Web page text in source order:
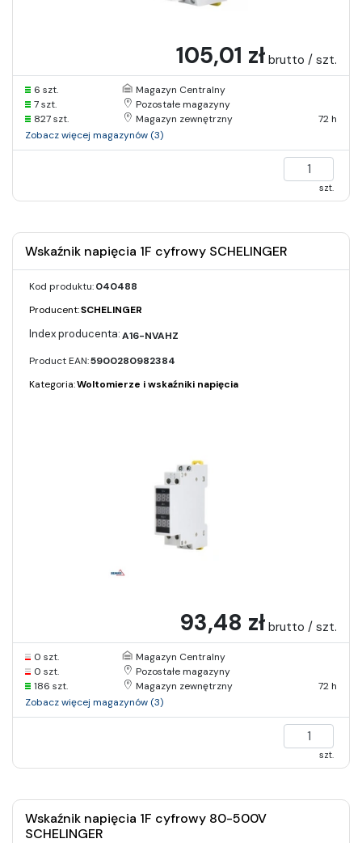
105,01 zł brutto / szt.
6 szt.
Magazyn Centralny
7 szt.
Pozostałe magazyny
827 szt.
Magazyn zewnętrzny
72 h
Zobacz więcej magazynów (3)
szt.
Wskaźnik napięcia 1F cyfrowy SCHELINGER
Kod produktu:040488
Producent:SCHELINGER
A16-NVAHZ
Product EAN:5900280982384
Kategoria:Woltomierze i wskaźniki napięcia
93,48 zł brutto / szt.
0 szt.
Magazyn Centralny
0 szt.
Pozostałe magazyny
186 szt.
Magazyn zewnętrzny
72 h
Zobacz więcej magazynów (3)
szt.
Wskaźnik napięcia 1F cyfrowy 80-500V
SCHELINGER